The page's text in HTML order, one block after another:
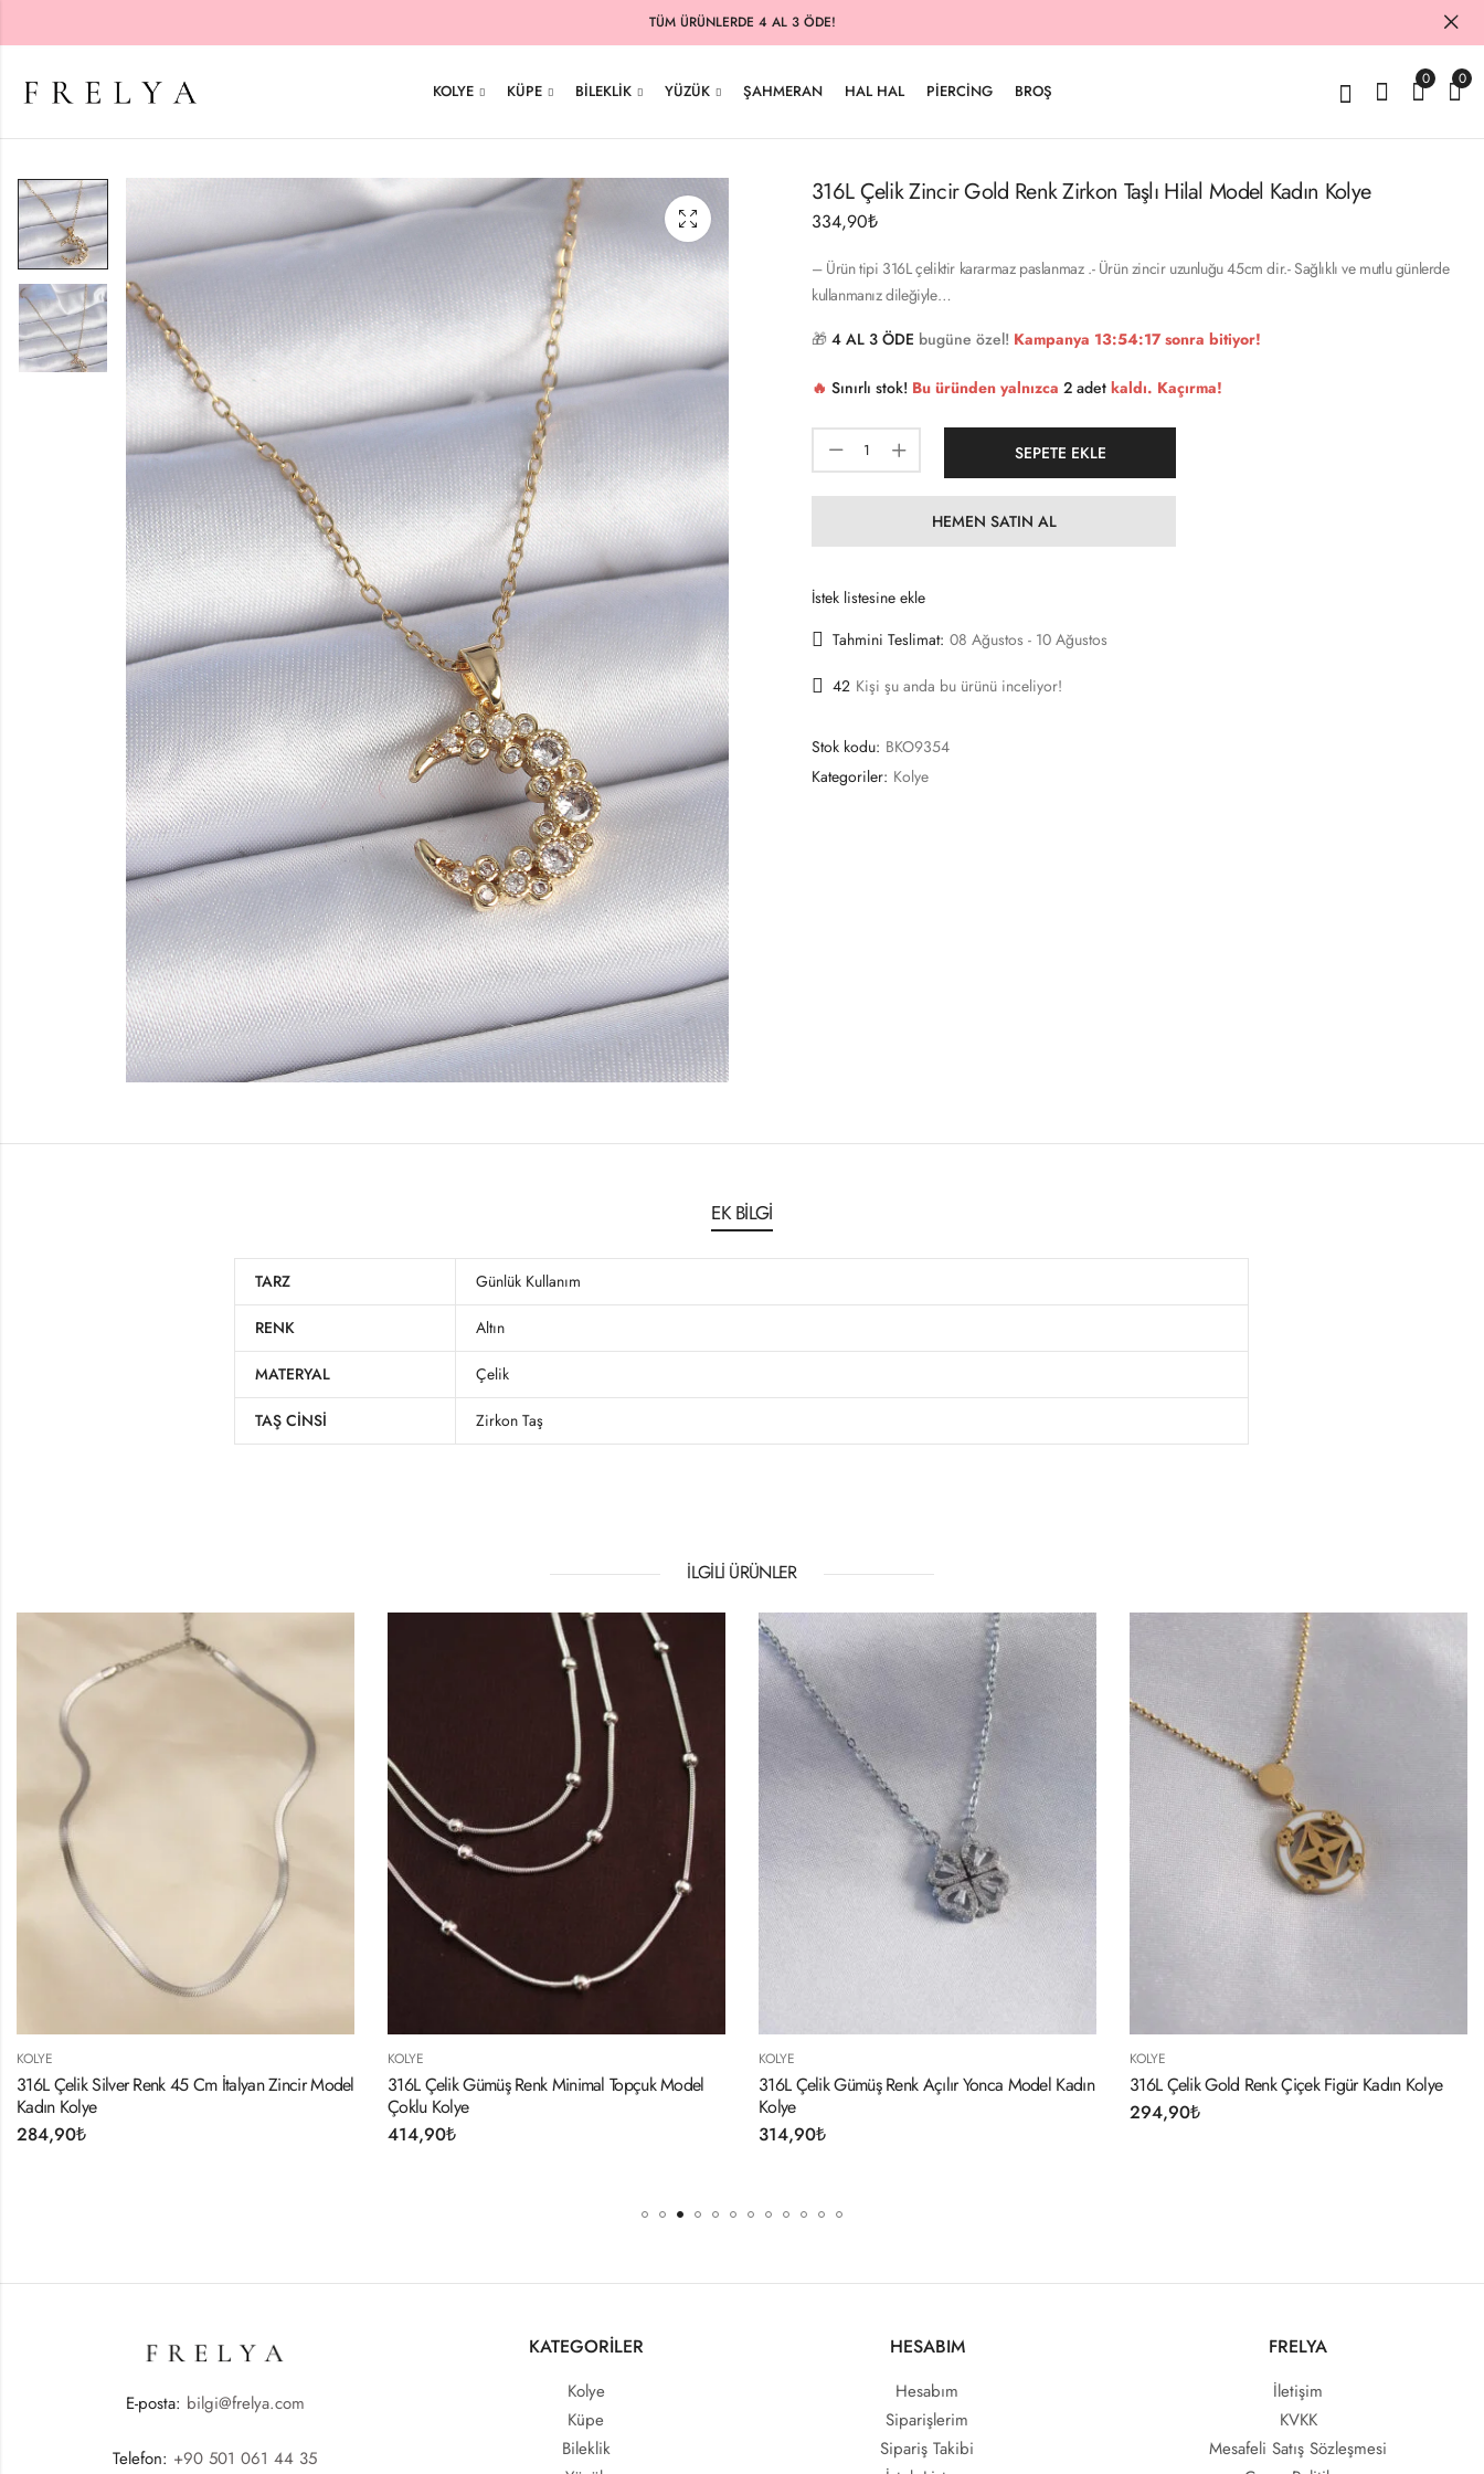
TÜM ÜRÜNLERDE 4 AL 3 ÖDE!
KOLYE KÜPE BILEKLIK YÜZÜK ŞAHMERAN HAL HAL PIERCING BROŞ
0 0
316L Çelik Zincir Gold Renk Zirkon Taşlı Hilal Model Kadın Kolye
334,90₺
– Ürün tipi 316L çeliktir kararmaz paslanmaz .- Ürün zincir uzunluğu 45cm dir.- Sağlıklı ve mutlu günlerde
kullanmanız dileğiyle…
🎁 4 AL 3 ÖDE bugüne özel! Kampanya 13:54:17sonra bitiyor!
🔥 Sınırlı stok! Bu üründen yalnızca 2 adet kaldı. Kaçırma!
SEPETE EKLE
HEMEN SATIN AL
İstek listesine ekle
Tahmini Teslimat: 08 Ağustos - 10 Ağustos
42 Kişi şu anda bu ürünü inceliyor!
Stok kodu: BKO9354
Kategoriler: Kolye
EK BILGI
TARZ Günlük Kullanım
RENK Altın
MATERYAL Çelik
TAŞ CINSI Zirkon Taş
İLGILI ÜRÜNLER
Model
316L Çelik Gümüş Renk Minimal Topçuk Model
Çoklu Kolye
316L Çelik Gümüş Renk Açılır Yonca Model Kadın
Kolye
316L Çelik Gold Renk Çiçek Figür Kadın Kolye
Gold Renk Minimal Kalp Figür Kadın
E-posta: bilgi@frelya.com
Telefon: +90 501 061 44 35
KATEGORİLER
Kolye
Küpe
Bileklik
HESABIM
Hesabım
Siparişlerim
Sipariş Takibi
FRELYA
İletişim
KVKK
Mesafeli Satış Sözleşmesi